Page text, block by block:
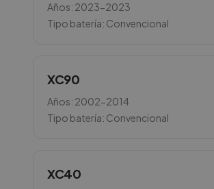
Años: 2023-2023
Tipo batería: Convencional
XC90
Años: 2002-2014
Tipo batería: Convencional
XC40